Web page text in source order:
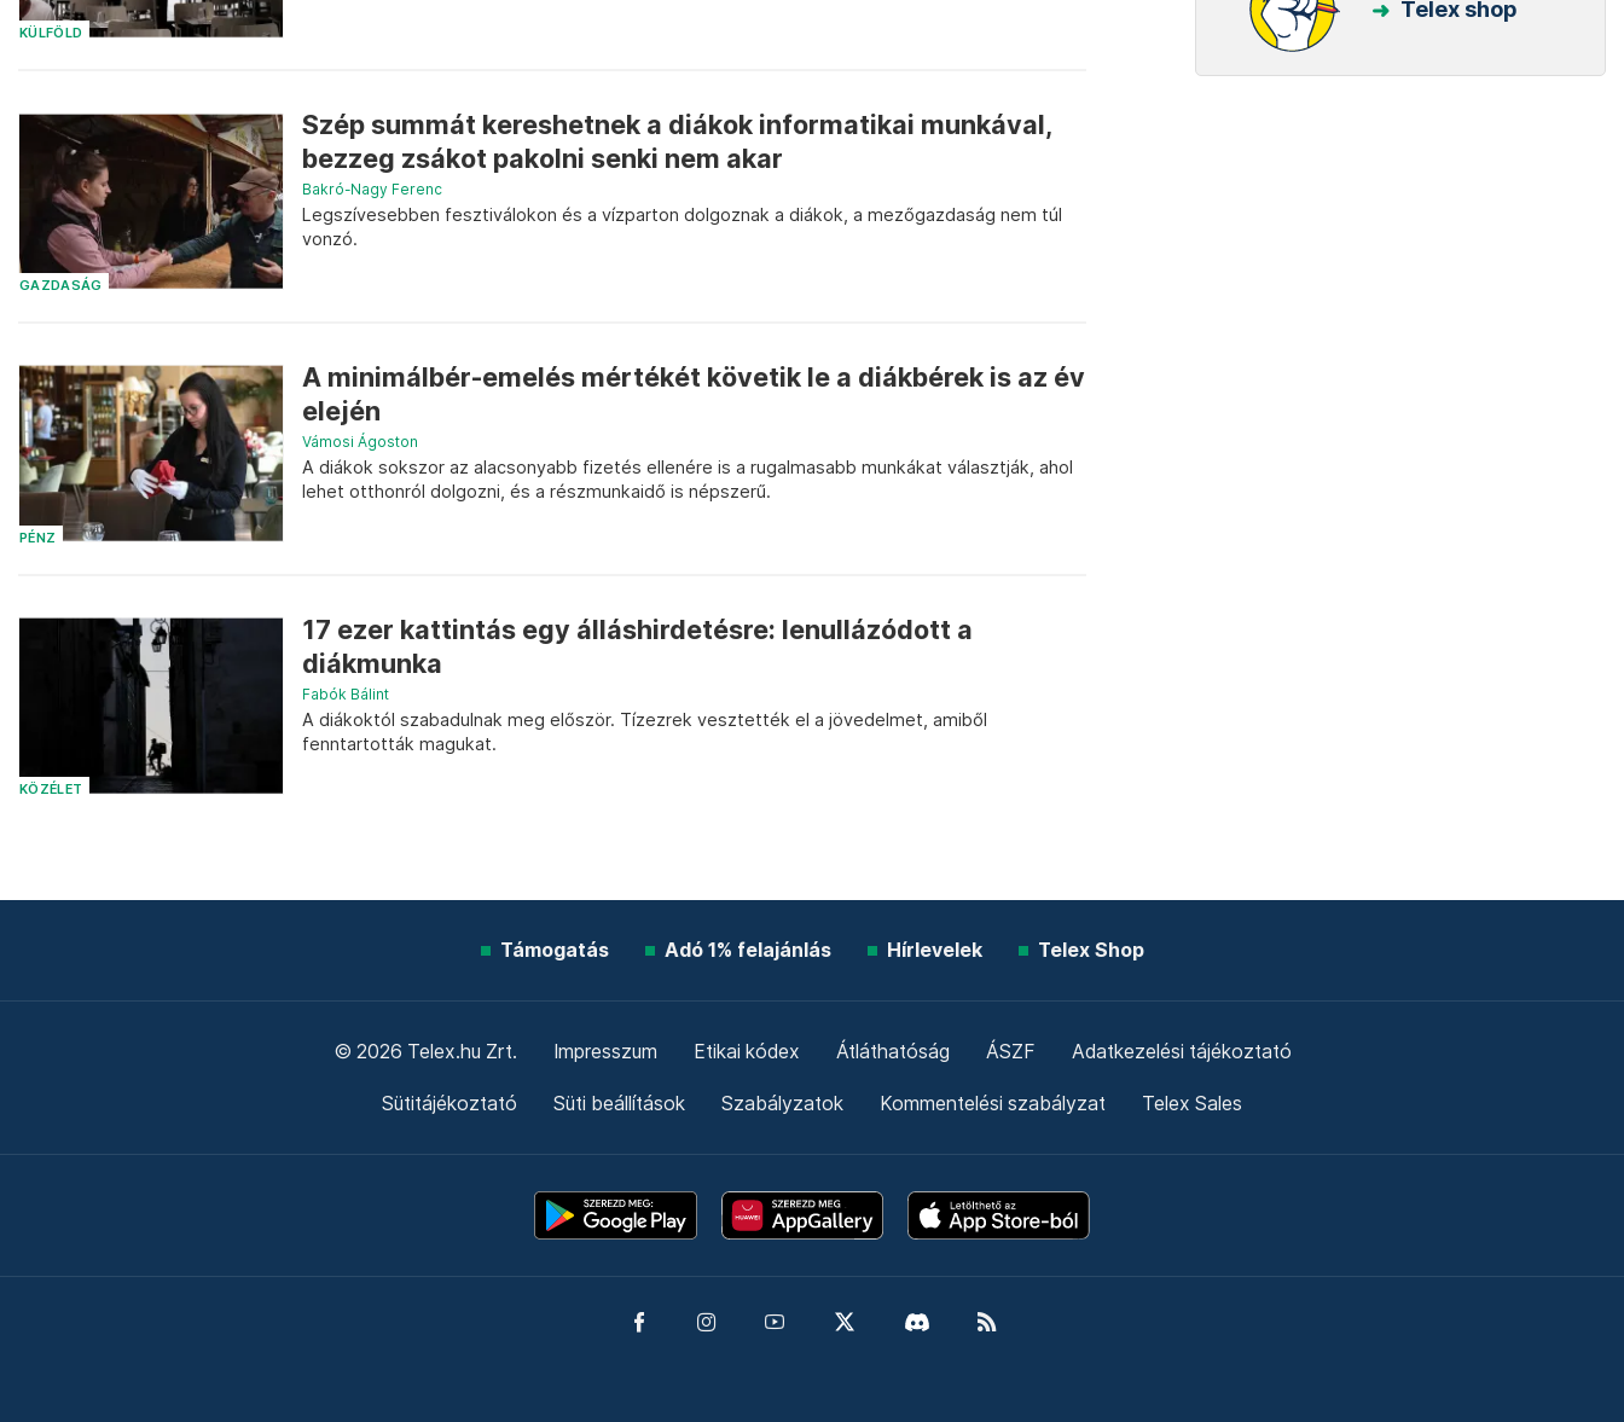
KÜLFÖLD
GAZDASÁG
Szép summát kereshetnek a diákok informatikai munkával,
bezzeg zsákot pakolni senki nem akar
Bakró-Nagy Ferenc
Legszívesebben fesztiválokon és a vízparton dolgoznak a diákok, a mezőgazdaság nem túl
vonzó.
PÉNZ
A minimálbér-emelés mértékét követik le a diákbérek is az év
elején
Vámosi Ágoston
A diákok sokszor az alacsonyabb fizetés ellenére is a rugalmasabb munkákat választják, ahol
lehet otthonról dolgozni, és a részmunkaidő is népszerű.
KÖZÉLET
17 ezer kattintás egy álláshirdetésre: lenullázódott a
diákmunka
Fabók Bálint
A diákoktól szabadulnak meg először. Tízezrek vesztették el a jövedelmet, amiből
fenntartották magukat.
Telex shop
Támogatás Adó 1% felajánlás Hírlevelek Telex Shop
© 2026 Telex.hu Zrt. Impresszum Etikai kódex Átláthatóság ÁSZF Adatkezelési tájékoztató
Sütitájékoztató Süti beállítások Szabályzatok Kommentelési szabályzat Telex Sales